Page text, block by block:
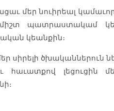
մեր նուիրեալ
միշտ պատրաստակամ
կեանքին։
սիրելի ծխականներուն
հաւատքով լեցուցին